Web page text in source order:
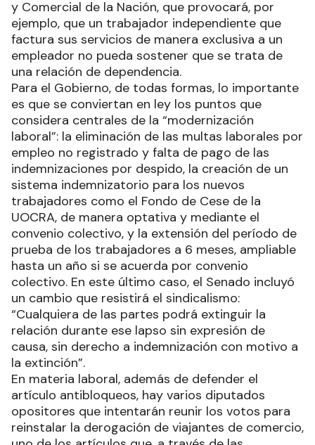
y Comercial de la Nación, que provocará, por
ejemplo, que un trabajador independiente que
factura sus servicios de manera exclusiva a un
empleador no pueda sostener que se trata de
una relación de dependencia.
Para el Gobierno, de todas formas, lo importante
es que se conviertan en ley los puntos que
considera centrales de la “modernización
laboral”: la eliminación de las multas laborales por
empleo no registrado y falta de pago de las
indemnizaciones por despido, la creación de un
sistema indemnizatorio para los nuevos
trabajadores como el Fondo de Cese de la
UOCRA, de manera optativa y mediante el
convenio colectivo, y la extensión del período de
prueba de los trabajadores a 6 meses, ampliable
hasta un año si se acuerda por convenio
colectivo. En este último caso, el Senado incluyó
un cambio que resistirá el sindicalismo:
“Cualquiera de las partes podrá extinguir la
relación durante ese lapso sin expresión de
causa, sin derecho a indemnización con motivo a
la extinción”.
En materia laboral, además de defender el
artículo antibloqueos, hay varios diputados
opositores que intentarán reunir los votos para
reinstalar la derogación de viajantes de comercio,